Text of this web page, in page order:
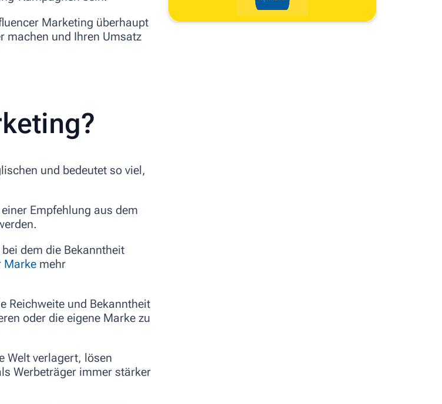
Marketing überhaupt
machen und Ihren Umsatz
und bedeutet so viel,
Empfehlung aus dem
dem die Bekanntheit
Marke mehr
Reichweite und Bekanntheit
oder die eigene Marke zu
Welt verlagert, lösen
Werbeträger immer stärker